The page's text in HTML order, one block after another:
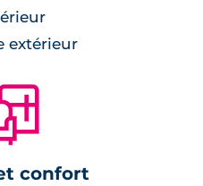
extérieur
confort